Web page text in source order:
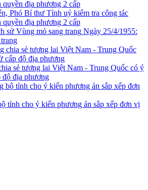
Phó Bí thư Tỉnh uỷ kiểm tra công tác
địa phương 2 cấp
Ngày 25/4/1955:
sẻ tương lai Việt Nam - Trung Quốc có ý
độ địa phương
tỉnh cho ý kiến phương án sắp xếp đơn vị